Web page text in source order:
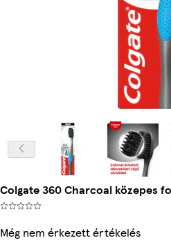
Colgate 360 Charcoal közepes
Még nem érkezett értékelés